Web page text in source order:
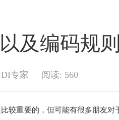
及编码规
专家 阅读: 560
较重要的，但可能有很多朋友